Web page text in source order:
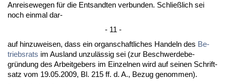
An­rei­se­we­gen für die Ent­sand­ten ver­bun­den. Sch­ließlich sei
noch ein­mal dar-
- 11 -
auf hin­zu­wei­sen, dass ein or­gan­schaft­li­ches Han­deln des Be­
triebs­rats im Aus­land un­zulässig sei (zur Be­schwer­de­be­
gründung des Ar­beit­ge­bers im Ein­zel­nen wird auf sei­nen Schrift­
satz vom 19.05.2009, Bl. 215 ff. d. A., Be­zug ge­nom­men).